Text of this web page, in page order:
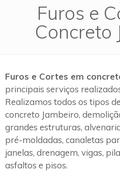
Furos e
Concreto
Furos e Cortes em
principais serviços
Realizamos todos os tipos
concreto Jambeiro,
grandes estruturas,
pré-moldadas, canaletas
janelas, drenagem, vigas,
asfaltos e pisos.